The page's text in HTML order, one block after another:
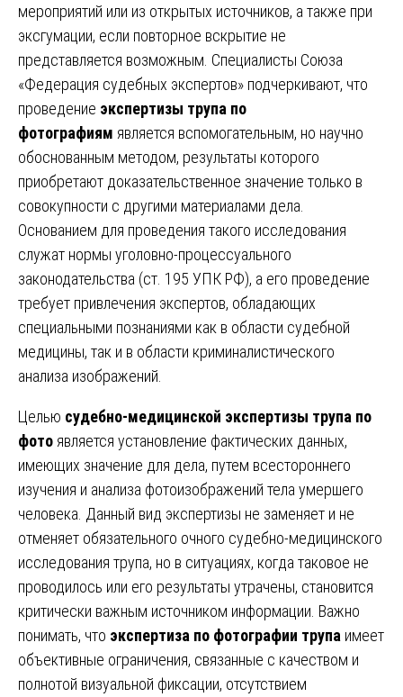
мероприятий или из открытых источников, а также при
эксгумации, если повторное вскрытие не
представляется возможным. Специалисты Союза
«Федерация судебных экспертов» подчеркивают, что
проведение экспертизы трупа по
фотографиям является вспомогательным, но научно
обоснованным методом, результаты которого
приобретают доказательственное значение только в
совокупности с другими материалами дела.
Основанием для проведения такого исследования
служат нормы уголовно-процессуального
законодательства (ст. 195 УПК РФ), а его проведение
требует привлечения экспертов, обладающих
специальными познаниями как в области судебной
медицины, так и в области криминалистического
анализа изображений.
Целью судебно-медицинской экспертизы трупа по
фото является установление фактических данных,
имеющих значение для дела, путем всестороннего
изучения и анализа фотоизображений тела умершего
человека. Данный вид экспертизы не заменяет и не
отменяет обязательного очного судебно-медицинского
исследования трупа, но в ситуациях, когда таковое не
проводилось или его результаты утрачены, становится
критически важным источником информации. Важно
понимать, что экспертиза по фотографии трупа имеет
объективные ограничения, связанные с качеством и
полнотой визуальной фиксации, отсутствием